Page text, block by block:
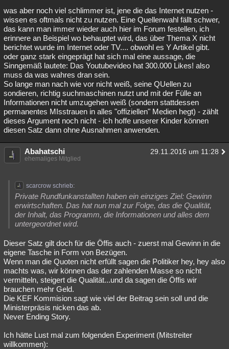
was aber noch viel schlimmer ist, jene die das Internet nutzen -
wissen es oftmals nicht zu nutzen. Eine Quellenwahl fällt schwer,
das kann man immer wieder auch hier im Forum festellen, ich
erinnere an Beispiel wo behauptet wird, das über Thema X nicht
berichtet wurde im Internet oder TV.... obwohl es Y Artikel gibt.
oder ganz stark eingeprägt hat sich mal eine aussage, die
Sinngemäß lautete: Das Youtubevideo hat 300.000 Likes! also
muss da was wahres dran sein.
So lange man nach wie vor nicht weiß, seine QUellen zu
sondieren, richtig suchmaschinen nutzt und mit der Fülle an
Informationen nicht umzugehen weiß (sondern stattdessen
permanentes MIsstrauen in alles "offiziellen" Medien hegt) - zählt
dieses Argument noch nicht - ich hoffe unserer Kinder können
diesen Satz dann ohne Ausnahmen anwenden.
Abahatschi 29.11.2016 um 11:28
ehemaliges Mitglied
scarcrow schrieb:
Private Rundfunkanstallten haben ein einziges Ziel: Gewinn
erwirtschaften. Das hat nun mal zur Folge, das die Qualität,
der Inhalt, das Programm, die Informationen und alles dem
untergeordnet wird.
Dieser Satz gilt doch für die Öffis auch - zuerst mal Gewinn in die
eigene Tasche in Form von Bezügen.
Wenn man die Quoten nicht erfüllt sagen die Politiker hey, hey also
machts was, wir können das der zahlenden Masse so nicht
vermitteln, steigert die Qualität...und da sagen die Öffis wir
brauchen mehr Geld.
Die KEF Kommision sagt wie viel der Beitrag sein soll und die
Ministerpräsis nicken das ab.
Never Ending Story.
Ich hätte Lust mal zum folgenden Experiment (Mitstreiter
willkommen):